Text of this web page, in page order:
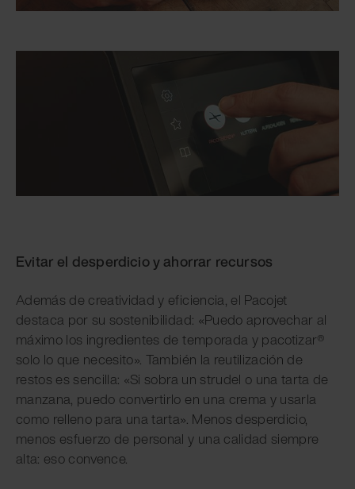
Evitar el desperdicio y ahorrar recursos
Además de creatividad y eficiencia, el Pacojet
destaca por su sostenibilidad: «Puedo aprovechar al
máximo los ingredientes de temporada y pacotizar®
solo lo que necesito». También la reutilización de
restos es sencilla: «Si sobra un strudel o una tarta de
manzana, puedo convertirlo en una crema y usarla
como relleno para una tarta». Menos desperdicio,
menos esfuerzo de personal y una calidad siempre
alta: eso convence.